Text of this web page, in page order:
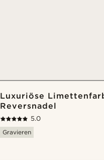
Luxuriöse
Reversnadel
5.0
Gravieren